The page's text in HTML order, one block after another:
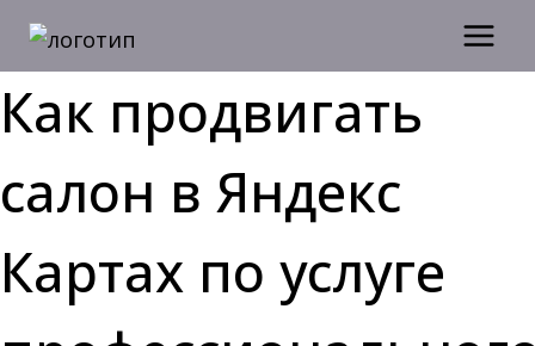
Как продвигать
салон в Яндекс
Картах по услуге